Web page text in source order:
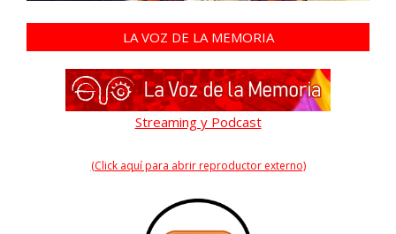
LA VOZ DE LA MEMORIA
Streaming y Podcast
(Click aquí para abrir reproductor externo)